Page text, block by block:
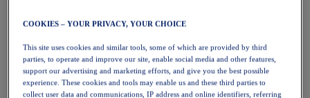
Bieganie
Bieganie w terenie
Tenis
Siatkówka
Piłka ręczna
Padel
Netball
COOKIES – YOUR PRIVACY, YOUR CHOICE
This site uses cookies and similar tools, some of which are provided by third
parties, to operate and improve our site, enable social media and other features,
support our advertising and marketing efforts, and give you the best possible
experience. These cookies and tools may enable us and these third parties to
collect user data and communications, IP address and online identifiers, referring